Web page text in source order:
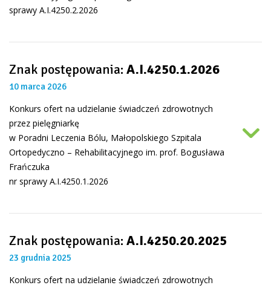
sprawy A.I.4250.2.2026
Znak postępowania: A.I.4250.1.2026
10 marca 2026
Konkurs ofert na udzielanie świadczeń zdrowotnych
przez pielęgniarkę
w Poradni Leczenia Bólu, Małopolskiego Szpitala
Ortopedyczno – Rehabilitacyjnego im. prof. Bogusława
Frańczuka
nr sprawy A.I.4250.1.2026
Znak postępowania: A.I.4250.20.2025
23 grudnia 2025
Konkurs ofert na udzielanie świadczeń zdrowotnych